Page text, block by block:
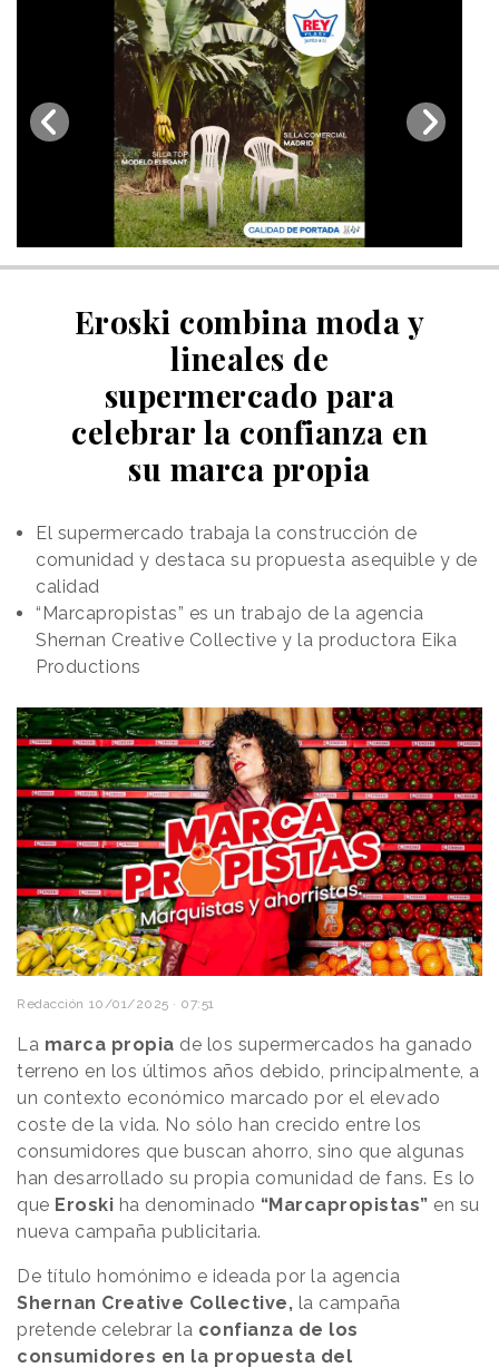
Eroski combina moda y
lineales de
supermercado para
celebrar la confianza en
su marca propia
El supermercado trabaja la construcción de
comunidad y destaca su propuesta asequible y de
calidad
“Marcapropistas” es un trabajo de la agencia
Shernan Creative Collective y la productora Eika
Productions
Redacción 10/01/2025 · 07:51
La marca propia de los supermercados ha ganado
terreno en los últimos años debido, principalmente, a
un contexto económico marcado por el elevado
coste de la vida. No sólo han crecido entre los
consumidores que buscan ahorro, sino que algunas
han desarrollado su propia comunidad de fans. Es lo
que Eroski ha denominado “Marcapropistas” en su
nueva campaña publicitaria.
De título homónimo e ideada por la agencia
Shernan Creative Collective, la campaña
pretende celebrar la confianza de los
consumidores en la propuesta del